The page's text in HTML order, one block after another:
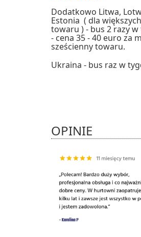
Dodatkowo Litwa,
Estonia ( dla
towaru ) - bus 2 razy
- cena 35 - 40 euro za
sześcienny towaru.
Ukraina - bus raz w
OPINIE